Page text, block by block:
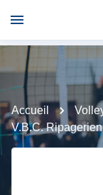
Accueil
V.B.C. Ripagerien